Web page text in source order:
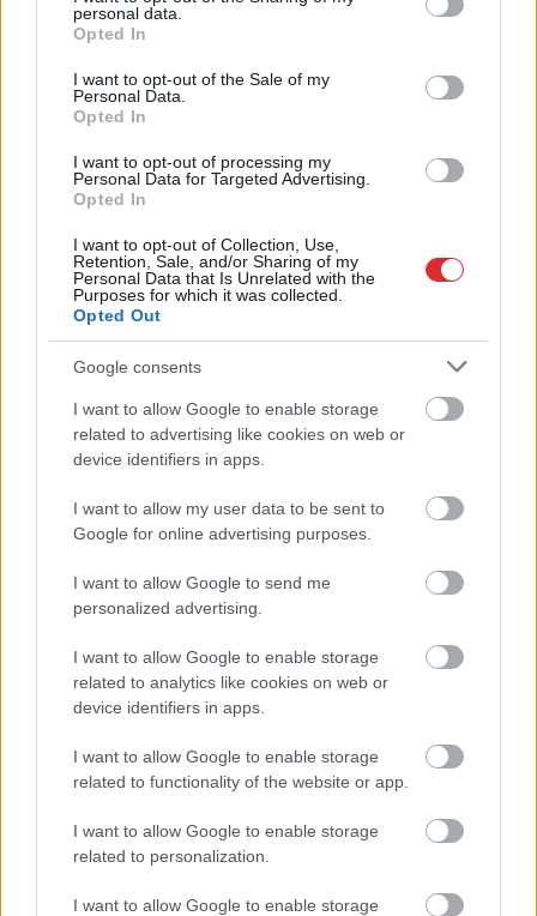
grant or deny consent to Google and its third-party tags to
use your data for below specified purposes in below Google
consent section.
personal data.
Opted In
I want to opt-out of the Sale of my
Personal Data.
Opted In
I want to opt-out of processing my
Personal Data for Targeted Advertising.
Opted In
I want to opt-out of Collection, Use,
Retention, Sale, and/or Sharing of my
Personal Data that Is Unrelated with the
Purposes for which it was collected.
Opted Out
Google consents
I want to allow Google to enable storage
related to advertising like cookies on web or
device identifiers in apps.
I want to allow my user data to be sent to
Google for online advertising purposes.
I want to allow Google to send me
personalized advertising.
I want to allow Google to enable storage
related to analytics like cookies on web or
device identifiers in apps.
I want to allow Google to enable storage
related to functionality of the website or app.
I want to allow Google to enable storage
related to personalization.
I want to allow Google to enable storage
Eksperts paskaidro, kā
pilnmēness ietekmē
cilvēkus
panākt, lai tomātu laiks
būtu iespējami ilgāks
Rūgts!Latvijā slavenākais
japānis Masaki mijis
gredzenus ar mīļoto –
kāzās izskanēja arī īpaši
skaista latviešu dziesma
Atcelt Ziņot